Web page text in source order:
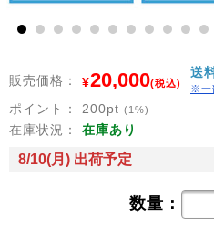
10
販売価格： ¥20,000(税込)
送
※一
ポイント： 200pt (1%)
在庫状況： 在庫あり
8/10(月) 出荷予定
数量：